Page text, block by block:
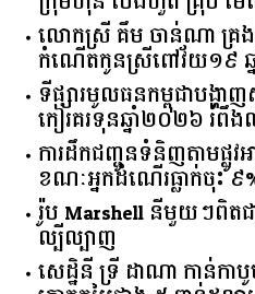
លោកស្រី គឹម ចាន់ណា គ្រង
កំណើតកូនស្រីពៅវ័យ១៩ ឆ្ន
ទីផ្សារ​មូលធន​កម្ពុជា​បង្ហា
កៀរគរ​ទុន​ឆ្នាំ​២០២៦​ ​រំពឹ
ការដឹកជញ្ជូនទំនិញតាមផ្លូវ
ខណៈអ្នកដំណើរធ្លាក់ចុះ
រ៉ូប Marshell នីមួយៗពិត
ល្បីល្បាញ
សេដ្ឋិនី ទ្រី ដាណា កាន់ក